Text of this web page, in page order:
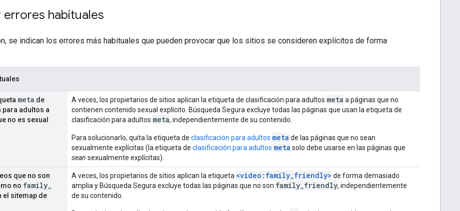
errores habituales
se indican los errores más habituales que pueden provocar que los sitios se consideren explícitos de forma
meta de
para adultos a
no es sexual
A veces, los propietarios de sitios aplican la etiqueta de clasificación para adultos meta a páginas que no
contienen contenido sexual explícito. Búsqueda Segura excluye todas las páginas que usan la etiqueta de
clasificación para adultos meta, independientemente de su contenido.
Para solucionarlo, quita la etiqueta de clasificación para adultos meta de las páginas que no sean
sexualmente explícitas (la etiqueta de clasificación para adultos meta solo debe usarse en las páginas que
sean sexualmente explícitas).
que no son
no family
el sitemap de
A veces, los propietarios de sitios aplican la etiqueta <video:family_friendly> de forma demasiado
amplia y Búsqueda Segura excluye todas las páginas que no son family_friendly, independientemente
de su contenido.